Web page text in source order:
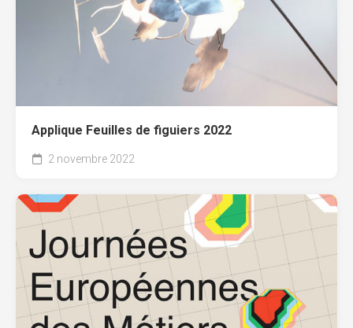
Applique Feuilles de figuiers 2022
2 novembre 2022